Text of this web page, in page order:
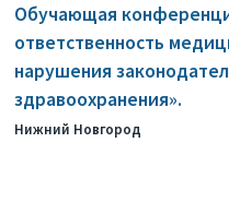
Обучающая
ответственность
нарушения
здравоохранения».
Нижний Новгород